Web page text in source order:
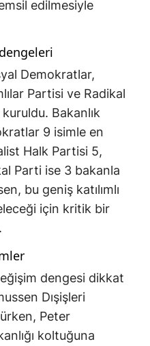
edilmesiyle
Demokratlar,
Partisi ve Radikal
Bakanlık
9 isimle en
Halk Partisi 5,
Parti ise 3 bakanla
bu geniş katılımlı
için kritik bir
dengesi dikkat
Dışişleri
Peter
koltuğuna